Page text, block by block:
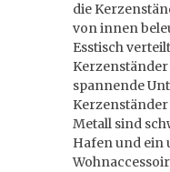
die
von innen
Esstisch
spannende
Metall sind
Hafen und ein